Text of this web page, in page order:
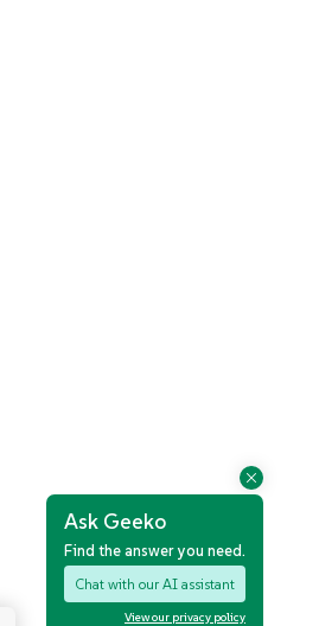
Ask Geeko
Find the answer you need.
Chat with our AI assistant
View our privacy policy